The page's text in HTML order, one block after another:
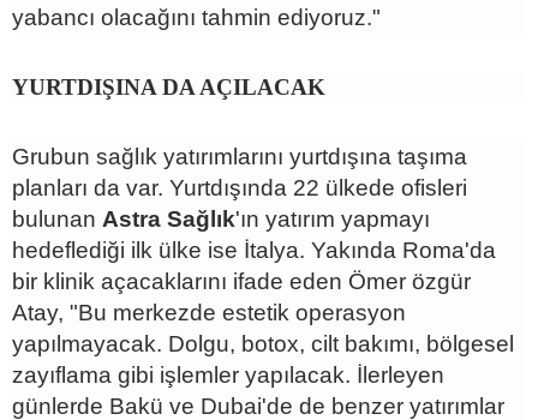
yabancı olacağını tahmin ediyoruz."
YURTDIŞINA DA AÇILACAK
Grubun sağlık yatırımlarını yurtdışına taşıma
planları da var. Yurtdışında 22 ülkede ofisleri
bulunan Astra Sağlık'ın yatırım yapmayı
hedeflediği ilk ülke ise İtalya. Yakında Roma'da
bir klinik açacaklarını ifade eden Ömer özgür
Atay, "Bu merkezde estetik operasyon
yapılmayacak. Dolgu, botox, cilt bakımı, bölgesel
zayıflama gibi işlemler yapılacak. İlerleyen
günlerde Bakü ve Dubai'de de benzer yatırımlar